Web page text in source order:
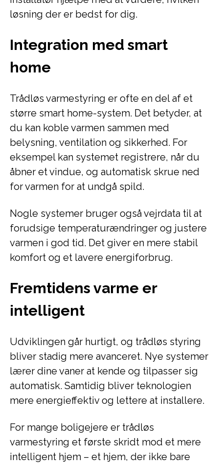
løsning der er bedst for dig.
Integration med smart
home
Trådløs varmestyring er ofte en del af et
større smart home-system. Det betyder, at
du kan koble varmen sammen med
belysning, ventilation og sikkerhed. For
eksempel kan systemet registrere, når du
åbner et vindue, og automatisk skrue ned
for varmen for at undgå spild.
Nogle systemer bruger også vejrdata til at
forudsige temperaturændringer og justere
varmen i god tid. Det giver en mere stabil
komfort og et lavere energiforbrug.
Fremtidens varme er
intelligent
Udviklingen går hurtigt, og trådløs styring
bliver stadig mere avanceret. Nye systemer
lærer dine vaner at kende og tilpasser sig
automatisk. Samtidig bliver teknologien
mere energieffektiv og lettere at installere.
For mange boligejere er trådløs
varmestyring et første skridt mod et mere
intelligent hjem – et hjem, der ikke bare